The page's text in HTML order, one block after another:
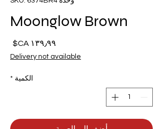
Moonglow Brown
Delivery not available
الكمية *